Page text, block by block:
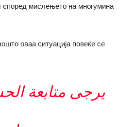
според мислењето на многумина
оваа ситуација повеќе се
يرجى متابعة